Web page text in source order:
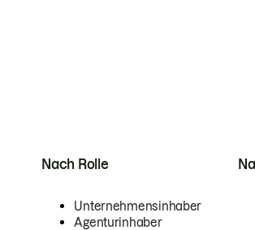
Nach Rolle
Unternehmensinhaber
Agenturinhaber